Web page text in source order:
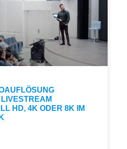
HD, 4K ODER 8K IM